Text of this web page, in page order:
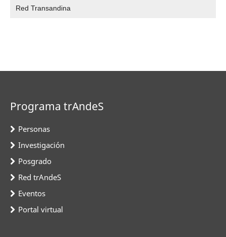
Red Transandina
Programa trAndeS
Personas
Investigación
Posgrado
Red trAndeS
Eventos
Portal virtual